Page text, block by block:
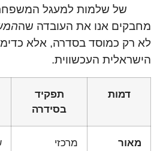
של שלמות למעגל
מחבקים אנו את העובדה שה
לא רק כמוסד בסדרה, אלא
הישראלית העכשווית.
דמות
תפקיד
בסידרה
מאור
מרכזי